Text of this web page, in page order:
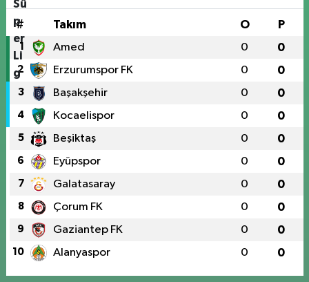
# Takım O P
1 Amed 0 0
2 Erzurumspor FK 0 0
3 Başakşehir 0 0
4 Kocaelispor 0 0
5 Beşiktaş 0 0
6 Eyüpspor 0 0
7 Galatasaray 0 0
8 Çorum FK 0 0
9 Gaziantep FK 0 0
10 Alanyaspor 0 0